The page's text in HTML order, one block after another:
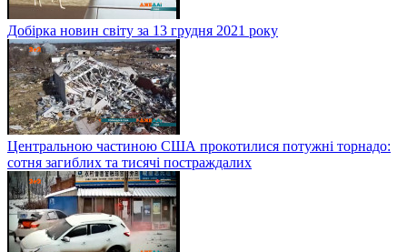
Добірка новин світу за 13 грудня 2021 року
Центральною частиною США прокотилися потужні торнадо:
сотня загиблих та тисячі постраждалих